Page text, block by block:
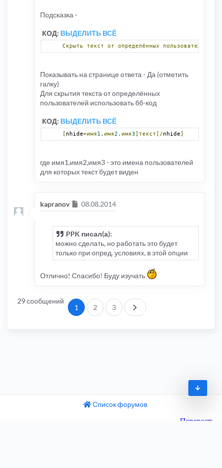
Подсказка -
КОД: ВЫДЕЛИТЬ ВСЁ
Скрыть текст от определённых пользователей:
Показывать на странице ответа - Да (отметить
галку)
Для скрытия текста от определённых
пользователей использовать бб-код
КОД: ВЫДЕЛИТЬ ВСЁ
[ nhide=имя1 ,имя2 ,имя3]текст[/nhide]
где имя1,имя2,имя3 - это имена пользователей
для которых текст будет виден
kapranov Сообщение
08.08.2014
PPK писал(а):
можно сделать, но работать это будет
только при опред. условиях, в этой опции
Отлично! Спасибо! Буду изучать
29 сообщений
1 2 3 След.
Список форумов